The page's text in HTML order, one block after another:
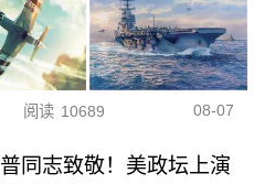
阅读 10689 08-07
同志致敬！美政坛上演